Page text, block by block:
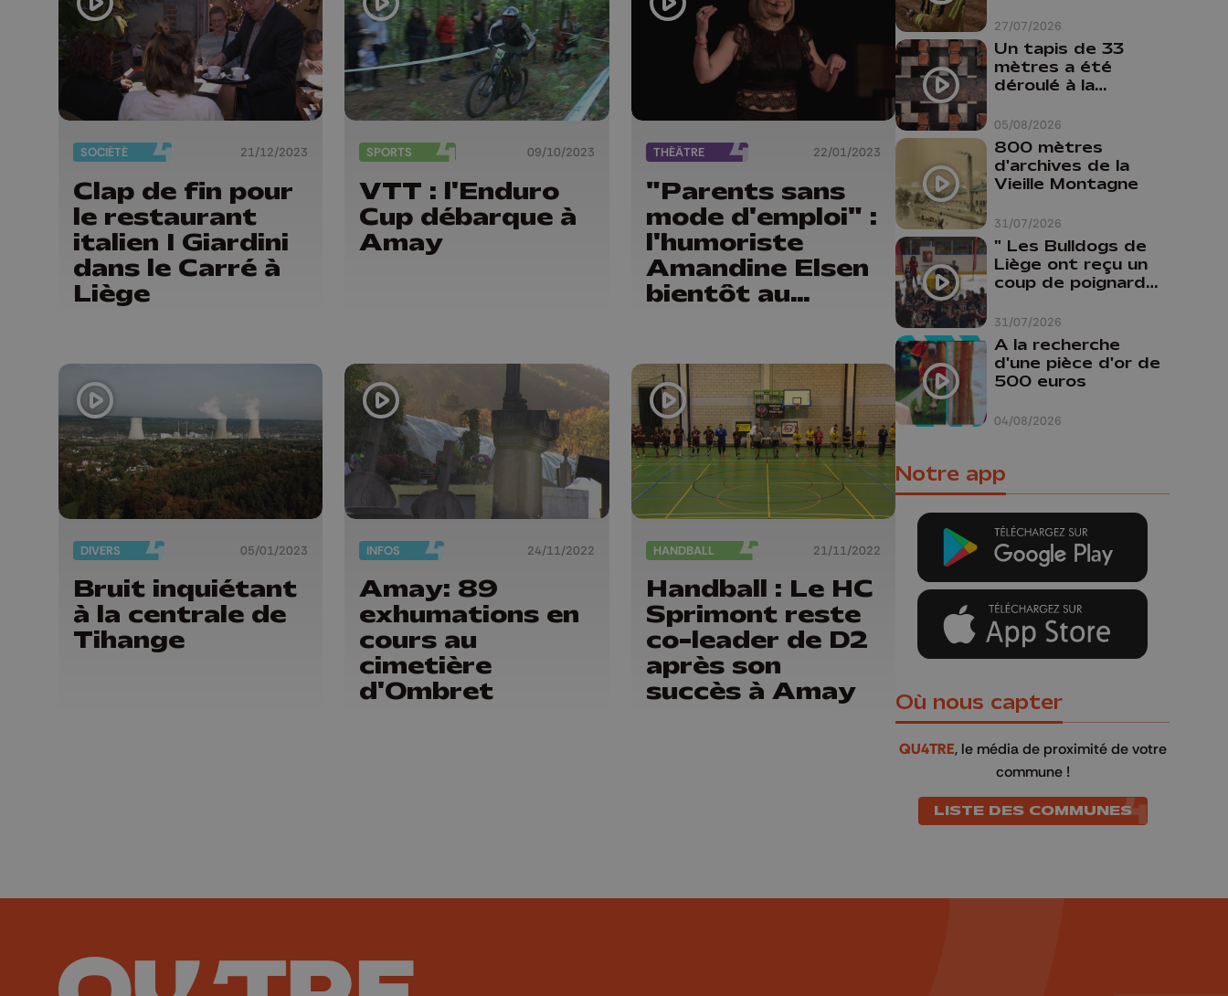
SOCIÉTÉ 21/12/2023
Clap de fin pour
le restaurant
italien I Giardini
dans le Carré à
Liège
SPORTS 09/10/2023
VTT : l'Enduro
Cup débarque à
Amay
THÉÂTRE 22/01/2023
"Parents sans
mode d'emploi" :
l'humoriste
Amandine Elsen
bientôt au
DIVERS 05/01/2023
Bruit inquiétant
à la centrale de
Tihange
INFOS 24/11/2022
Amay: 89
exhumations en
cours au
cimetière
d'Ombret
HANDBALL 21/11/2022
Handball : Le HC
Sprimont reste
co-leader de D2
après son
succès à Amay
27/07/2026
province de Liège :
"Un citoyen qui
n'est formé ne
peut pas nous
aider"
05/08/2026
Un tapis de 33
mètres a été
déroulé à la
Liège
31/07/2026
800 mètres
d'archives de la
Vieille Montagne
31/07/2026
" Les Bulldogs de
Liège ont reçu un
coup de poignard
04/08/2026
A la recherche
d'une pièce d'or de
500 euros
Notre app
Où nous capter
QU4TRE, le média de proximité de votre
commune !
LISTE DES COMMUNES